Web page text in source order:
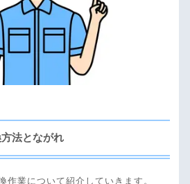
法とながれ
作業について紹介していきます。